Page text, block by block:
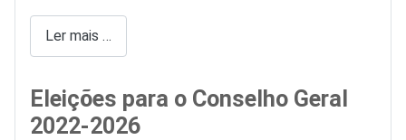
Ler mais …
Eleições para o Conselho Geral
2022-2026